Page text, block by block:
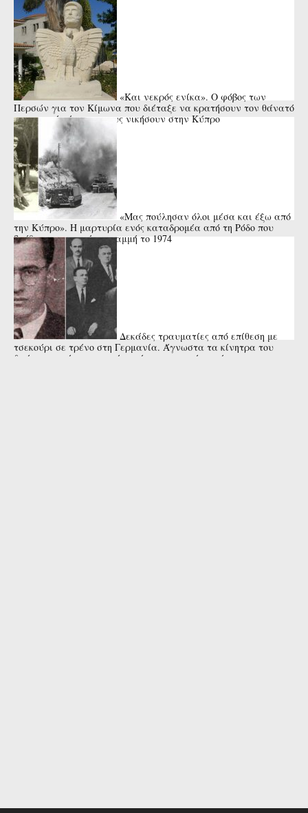
«Και νεκρός ενίκα». Ο φόβος των
Περσών για τον Κίμωνα που διέταξε να κρατήσουν τον θάνατό
του κρυφό μέχρι να τους νικήσουν στην Κύπρο
«Μας πούλησαν όλοι μέσα και έξω από
την Κύπρο». Η μαρτυρία ενός καταδρομέα από τη Ρόδο που
βρέθηκε στην πρώτη γραμμή το 1974
Δεκάδες τραυματίες από επίθεση με
τσεκούρι σε τρένο στη Γερμανία. Άγνωστα τα κίνητρα του
δράστη που έπεσε νεκρός από αστυνομικά πυρά